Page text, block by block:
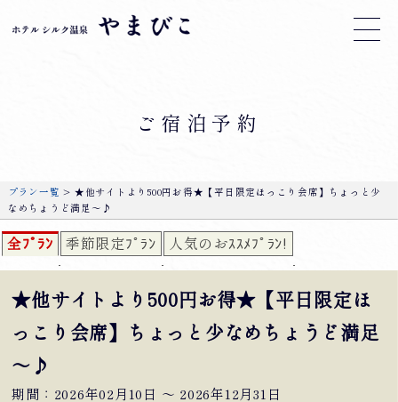
ご宿泊予約
プラン一覧 > ★他サイトより500円お得★【平日限定ほっこり会席】ちょっと少
なめちょうど満足～♪
全ﾌﾟﾗﾝ 季節限定ﾌﾟﾗﾝ 人気のおｽｽﾒﾌﾟﾗﾝ!
★他サイトより500円お得★【平日限定ほ
っこり会席】ちょっと少なめちょうど満足
～♪
期間：2026年02月10日 〜 2026年12月31日